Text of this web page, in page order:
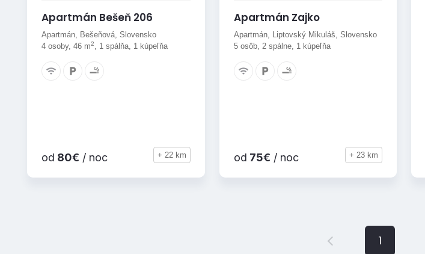
Apartmán Bešeň 206
Apartmán, Bešeňová, Slovensko
4 osoby, 46 m2, 1 spálňa, 1 kúpeľňa
od 80€ / noc + 22 km
Apartmán Zajko
Apartmán, Liptovský Mikuláš, Slovensko
5 osôb, 2 spálne, 1 kúpeľňa
od 75€ / noc + 23 km
1